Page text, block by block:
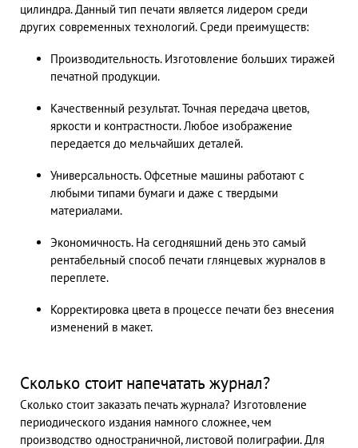
цилиндра. Данный тип печати является лидером среди
других современных технологий. Среди преимуществ:
Производительность. Изготовление больших тиражей
печатной продукции.
Качественный результат. Точная передача цветов,
яркости и контрастности. Любое изображение
передается до мельчайших деталей.
Универсальность. Офсетные машины работают с
любыми типами бумаги и даже с твердыми
материалами.
Экономичность. На сегодняшний день это самый
рентабельный способ печати глянцевых журналов в
переплете.
Корректировка цвета в процессе печати без внесения
изменений в макет.
Сколько стоит напечатать журнал?
Сколько стоит заказать печать журнала? Изготовление
периодического издания намного сложнее, чем
производство одностраничной, листовой полиграфии. Для